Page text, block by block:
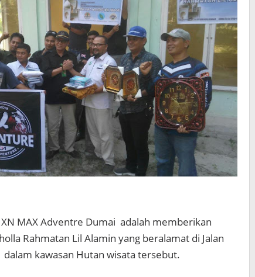
MAX Adventre Dumai adalah memberikan
Rahmatan Lil Alamin yang beralamat di Jalan
kawasan Hutan wisata tersebut.